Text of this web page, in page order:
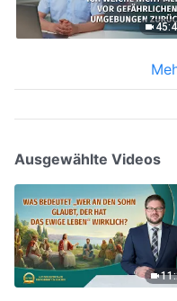
Ausgewählte Videos